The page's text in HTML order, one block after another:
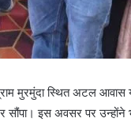
मुरमुंदा स्थित अटल आवास
सौंपा। इस अवसर पर